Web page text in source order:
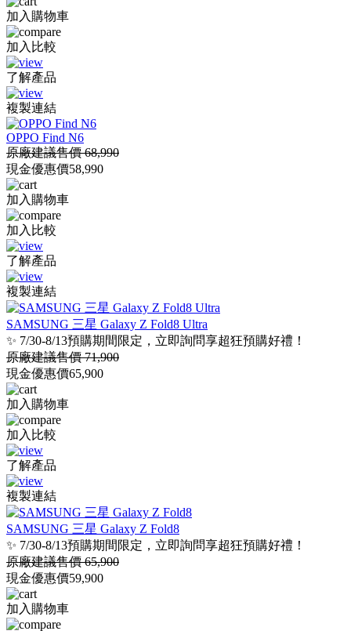
加入購物車
加入比較
了解產品
複製連結
OPPO Find N6
原廠建議售價 68,990
現金優惠價58,990
加入購物車
加入比較
了解產品
複製連結
SAMSUNG 三星 Galaxy Z Fold8 Ultra
✨ 7/30-8/13預購期間限定，立即詢問享超狂預購好禮！
原廠建議售價 71,900
現金優惠價65,900
加入購物車
加入比較
了解產品
複製連結
SAMSUNG 三星 Galaxy Z Fold8
✨ 7/30-8/13預購期間限定，立即詢問享超狂預購好禮！
原廠建議售價 65,900
現金優惠價59,900
加入購物車